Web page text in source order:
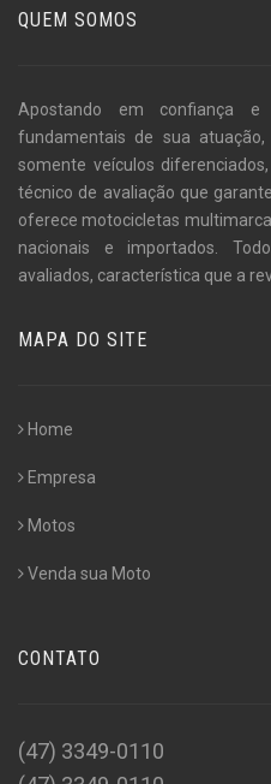
QUEM SOMOS
Apostando em confiança e
fundamentais de sua
somente veículos
técnico de avaliação que
oferece motocicletas
nacionais e importados.
avaliados, característica que a
MAPA DO SITE
Home
Empresa
Motos
Venda sua Moto
CONTATO
(47) 3349-0110